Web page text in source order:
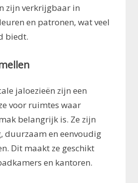
zijn verkrijgbaar in
en patronen, wat veel
biedt.
jaloezieën zijn een
voor ruimtes waar
belangrijk is. Ze zijn
duurzaam en eenvoudig
Dit maakt ze geschikt
en kantoren.